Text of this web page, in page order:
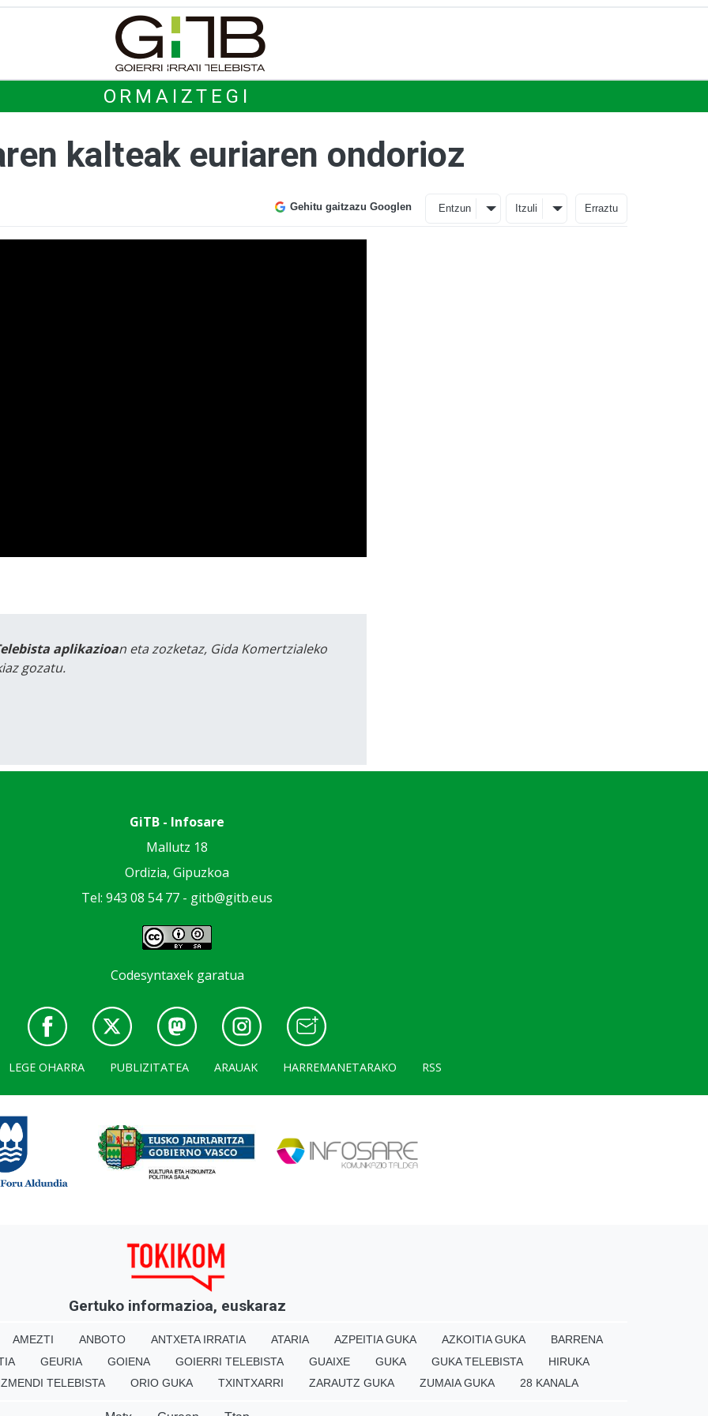
ORMAIZTEGI
kalteak euriaren ondorioz
Gehitu gaitzazu Googlen Entzun Itzuli Erraztu
aplikazioan eta zozketaz, Gida Komertzialeko
gozatu.
GiTB - Infosare
Mallutz 18
Ordizia, Gipuzkoa
Tel: 943 08 54 77 - gitb@gitb.eus
Codesyntaxek garatua
LEGE OHARRA PUBLIZITATEA ARAUAK HARREMANETARAKO RSS
Gertuko informazioa, euskaraz
AMEZTI ANBOTO ANTXETA IRRATIA ATARIA AZPEITIA GUKA AZKOITIA GUKA
BARRENA
GEURIA GOIENA GOIERRI TELEBISTA GUAIXE GUKA GUKA TELEBISTA
HIRUKA
TELEBISTA ORIO GUKA TXINTXARRI ZARAUTZ GUKA ZUMAIA GUKA 28 KANALA